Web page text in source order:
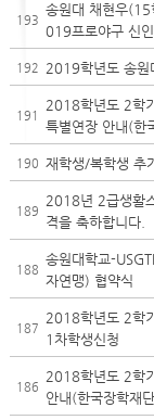
193
송원대 채현우(15
019프로야구 신인
192 2019학년도 송원
191
2018학년도 2학
특별연장 안내(한
190 재학생/복학생 추
189
2018년 2급생활
격을 축하합니다.
188
송원대학교-
자연맹) 협약식
187
2018학년도 2학
1차학생신청
186
2018학년도 2학
안내(한국장학재